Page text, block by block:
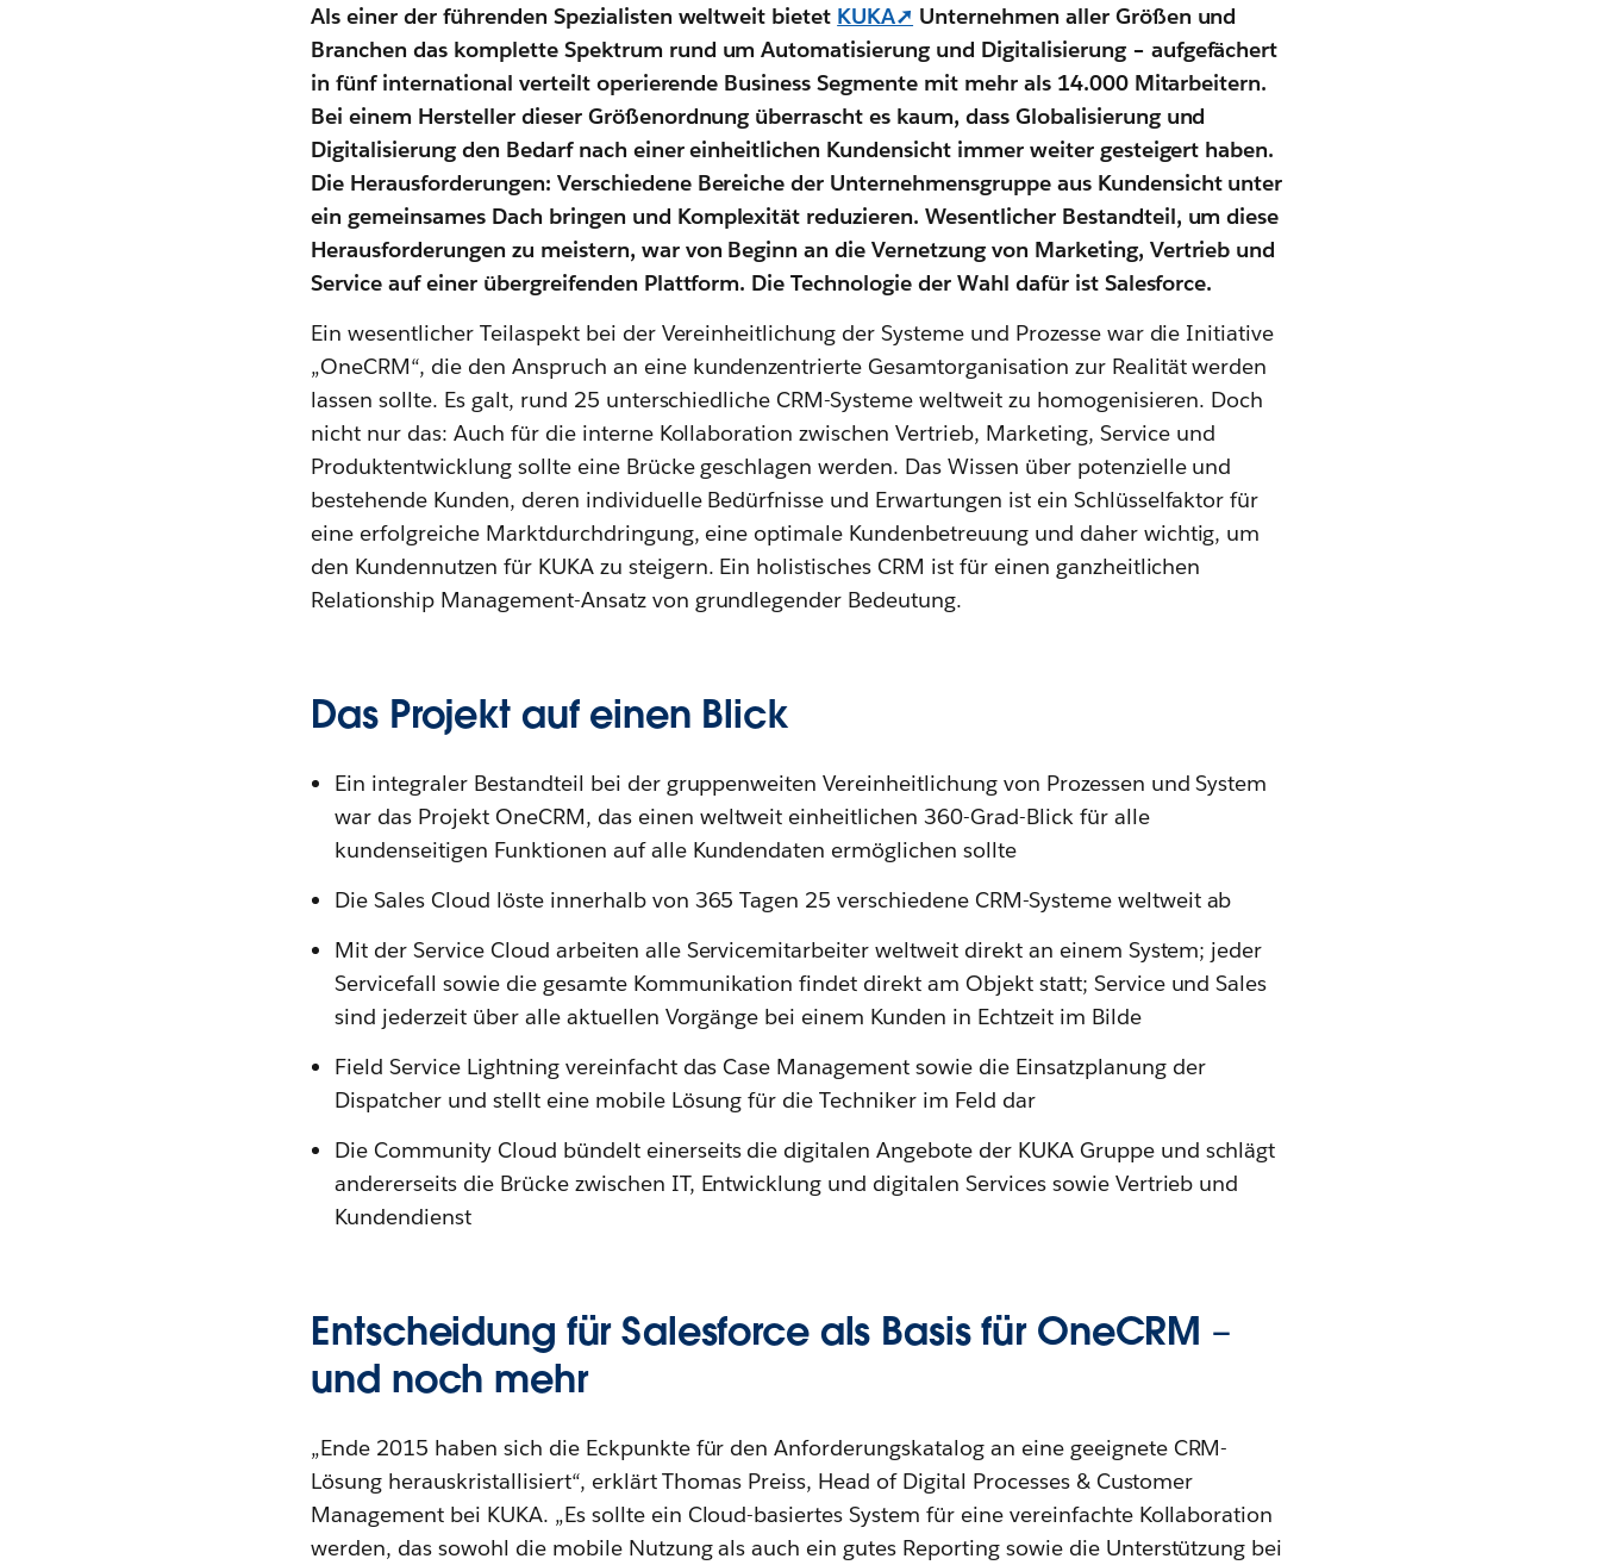
Als einer der führenden Spezialisten weltweit bietet KUKA➚ Unternehmen aller Größen und
Branchen das komplette Spektrum rund um Automatisierung und Digitalisierung – aufgefächert
in fünf international verteilt operierende Business Segmente mit mehr als 14.000 Mitarbeitern.
Bei einem Hersteller dieser Größenordnung überrascht es kaum, dass Globalisierung und
Digitalisierung den Bedarf nach einer einheitlichen Kundensicht immer weiter gesteigert haben.
Die Herausforderungen: Verschiedene Bereiche der Unternehmensgruppe aus Kundensicht unter
ein gemeinsames Dach bringen und Komplexität reduzieren. Wesentlicher Bestandteil, um diese
Herausforderungen zu meistern, war von Beginn an die Vernetzung von Marketing, Vertrieb und
Service auf einer übergreifenden Plattform. Die Technologie der Wahl dafür ist Salesforce.
Ein wesentlicher Teilaspekt bei der Vereinheitlichung der Systeme und Prozesse war die Initiative
„OneCRM“, die den Anspruch an eine kundenzentrierte Gesamtorganisation zur Realität werden
lassen sollte. Es galt, rund 25 unterschiedliche CRM-Systeme weltweit zu homogenisieren. Doch
nicht nur das: Auch für die interne Kollaboration zwischen Vertrieb, Marketing, Service und
Produktentwicklung sollte eine Brücke geschlagen werden. Das Wissen über potenzielle und
bestehende Kunden, deren individuelle Bedürfnisse und Erwartungen ist ein Schlüsselfaktor für
eine erfolgreiche Marktdurchdringung, eine optimale Kundenbetreuung und daher wichtig, um
den Kundennutzen für KUKA zu steigern. Ein holistisches CRM ist für einen ganzheitlichen
Relationship Management-Ansatz von grundlegender Bedeutung.
Das Projekt auf einen Blick
Ein integraler Bestandteil bei der gruppenweiten Vereinheitlichung von Prozessen und System
war das Projekt OneCRM, das einen weltweit einheitlichen 360-Grad-Blick für alle
kundenseitigen Funktionen auf alle Kundendaten ermöglichen sollte
Die Sales Cloud löste innerhalb von 365 Tagen 25 verschiedene CRM-Systeme weltweit ab
Mit der Service Cloud arbeiten alle Servicemitarbeiter weltweit direkt an einem System; jeder
Servicefall sowie die gesamte Kommunikation findet direkt am Objekt statt; Service und Sales
sind jederzeit über alle aktuellen Vorgänge bei einem Kunden in Echtzeit im Bilde
Field Service Lightning vereinfacht das Case Management sowie die Einsatzplanung der
Dispatcher und stellt eine mobile Lösung für die Techniker im Feld dar
Die Community Cloud bündelt einerseits die digitalen Angebote der KUKA Gruppe und schlägt
andererseits die Brücke zwischen IT, Entwicklung und digitalen Services sowie Vertrieb und
Kundendienst
Entscheidung für Salesforce als Basis für OneCRM –
und noch mehr
„Ende 2015 haben sich die Eckpunkte für den Anforderungskatalog an eine geeignete CRM-
Lösung herauskristallisiert“, erklärt Thomas Preiss, Head of Digital Processes & Customer
Management bei KUKA. „Es sollte ein Cloud-basiertes System für eine vereinfachte Kollaboration
werden, das sowohl die mobile Nutzung als auch ein gutes Reporting sowie die Unterstützung bei